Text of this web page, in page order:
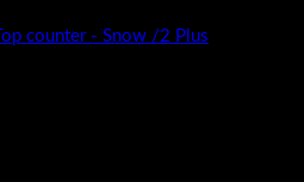
Top counter - Snow /2 Plus